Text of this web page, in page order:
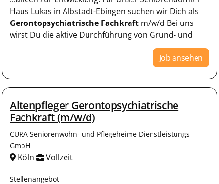
Haus Lukas in Albstadt-Ebingen suchen wir Dich als
Gerontopsychiatrische Fachkraft m/w/d Bei uns
wirst Du die aktive Durchführung von Grund- und
Job ansehen
Altenpfleger Gerontopsychiatrische
Fachkraft (m/w/d)
CURA Seniorenwohn- und Pflegeheime Dienstleistungs
GmbH
Köln Vollzeit
Stellenangebot